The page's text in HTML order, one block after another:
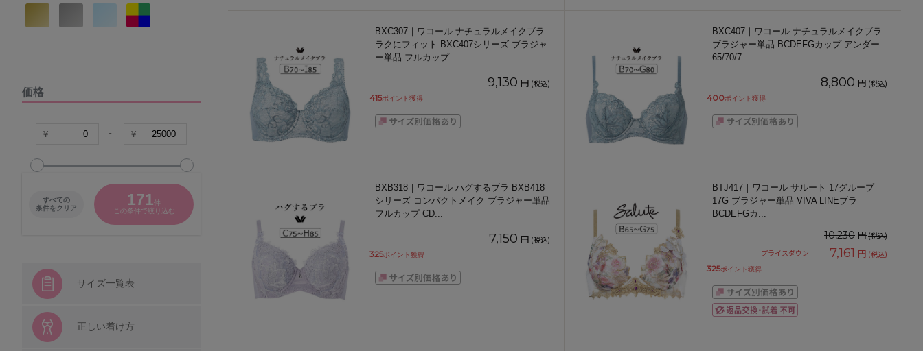
COCO Linge
グラマープリンセス
パナシェ
シシフィーユ
ウンナナクール
価格
~
すべての
条件をクリア
171件
この条件で絞り込む
サイズ一覧表
正しい着け方
BXC307｜ワコール ナチュラルメイクブラ
ラクにフィット BXC407シリーズ ブラジャ
ー単品 フルカップ...
9,130 円 (税込)
415ポイント獲得
BXC407｜ワコール ナチュラルメイクブラ
ブラジャー単品 BCDEFGカップ アンダー
65/70/7...
8,800 円 (税込)
400ポイント獲得
BXB318｜ワコール ハグするブラ BXB418
シリーズ コンパクトメイク ブラジャー単品
フルカップ CD...
7,150 円 (税込)
325ポイント獲得
BTJ417｜ワコール サルート 17グループ
17G ブラジャー単品 VIVA LINEブラ
BCDEFGカ ...
10,230 円(税込)
プライスダウン
7,161 円 (税込)
325ポイント獲得